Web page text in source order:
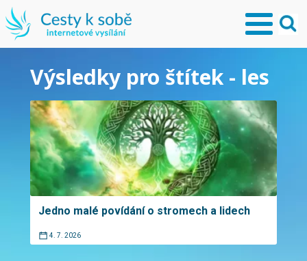
Výsledky pro štítek - les
Jedno malé povídání o stromech a lidech
4. 7. 2026